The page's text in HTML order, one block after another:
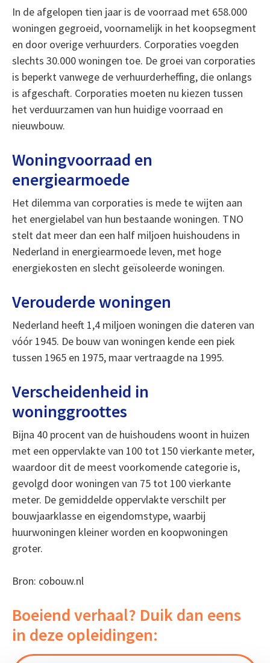
In de afgelopen tien jaar is de voorraad met 658.000
woningen gegroeid, voornamelijk in het koopsegment
en door overige verhuurders. Corporaties voegden
slechts 30.000 woningen toe. De groei van corporaties
is beperkt vanwege de verhuurderheffing, die onlangs
is afgeschaft. Corporaties moeten nu kiezen tussen
het verduurzamen van hun huidige voorraad en
nieuwbouw.
Woningvoorraad en
energiearmoede
Het dilemma van corporaties is mede te wijten aan
het energielabel van hun bestaande woningen. TNO
stelt dat meer dan een half miljoen huishoudens in
Nederland in energiearmoede leven, met hoge
energiekosten en slecht geïsoleerde woningen.
Verouderde woningen
Nederland heeft 1,4 miljoen woningen die dateren van
vóór 1945. De bouw van woningen kende een piek
tussen 1965 en 1975, maar vertraagde na 1995.
Verscheidenheid in
woninggroottes
Bijna 40 procent van de huishoudens woont in huizen
met een oppervlakte van 100 tot 150 vierkante meter,
waardoor dit de meest voorkomende categorie is,
gevolgd door woningen van 75 tot 100 vierkante
meter. De gemiddelde oppervlakte verschilt per
bouwjaarklasse en eigendomstype, waarbij
huurwoningen kleiner worden en koopwoningen
groter.
Bron: cobouw.nl
Boeiend verhaal? Duik dan eens
in deze opleidingen: